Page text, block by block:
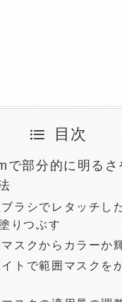
目次
で部分的に明るさ
ラシでレタッチし
りつぶす
スクからカラーか
トで範囲マスクを